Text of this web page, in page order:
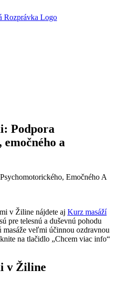
Podpora
a
Emočného A
v Žiline nájdete aj Kurz masáží
pre telesnú a duševnú pohodu
veľmi účinnou ozdravnou
na tlačidlo „Chcem viac info“
v Žiline